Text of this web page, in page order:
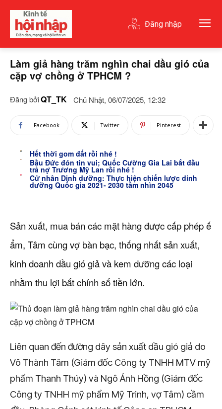
Đăng nhập
Làm giả hàng trăm nghìn chai dầu gió của
cặp vợ chồng ở TPHCM ?
Đăng bởiQT_TK Chủ Nhật, 06/07/2025, 12:32
Facebook Twitter Pinterest
Hết thời gom đất rồi nhé !
Bầu Đức đón tin vui; Quốc Cường Gia Lai bắt đầu
trả nợ Trương Mỹ Lan rồi nhé !
Cử nhân Dinh dưỡng: Thực hiện chiến lược dinh
dưỡng Quốc gia 2021- 2030 tầm nhìn 2045
Sản xuất, mua bán các mặt hàng được cấp phép ế
ẩm, Tâm cùng vợ bàn bạc, thống nhất sản xuất,
kinh doanh dầu gió giả và kem dưỡng các loại
nhằm thu lợi bất chính số tiền lớn.
Liên quan đến đường dây sản xuất dầu gió giả do
Võ Thành Tâm (Giám đốc Công ty TNHH MTV mỹ
phẩm Thanh Thúy) và Ngô Ánh Hồng (Giám đốc
Công ty TNHH mỹ phẩm Mỹ Trinh, vợ Tâm) cầm